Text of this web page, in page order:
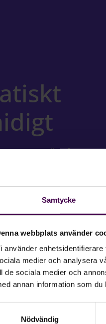
Samtycke
webbplats använder
använder
medier och analysera
de sociala medier och
annan information som
Nödvändig
vilket frigör
tid.